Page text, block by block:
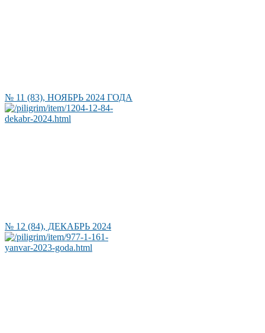
№ 11 (83), НОЯБРЬ 2024 ГОДА
№ 12 (84), ДЕКАБРЬ 2024